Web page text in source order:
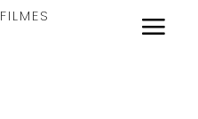
FILMES